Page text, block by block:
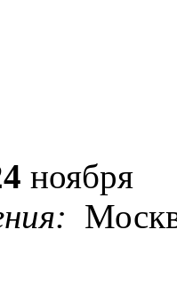
ноября